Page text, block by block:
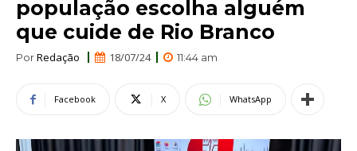
população escolha alguém
que cuide de Rio Branco
PorRedação 18/07/24 11:44 am
Facebook X WhatsApp